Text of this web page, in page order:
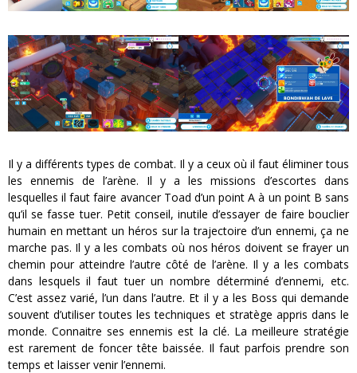
Il y a différents types de combat. Il y a ceux où il faut éliminer tous
les ennemis de l’arène. Il y a les missions d’escortes dans
lesquelles il faut faire avancer Toad d’un point A à un point B sans
qu’il se fasse tuer. Petit conseil, inutile d’essayer de faire bouclier
humain en mettant un héros sur la trajectoire d’un ennemi, ça ne
marche pas. Il y a les combats où nos héros doivent se frayer un
chemin pour atteindre l’autre côté de l’arène. Il y a les combats
dans lesquels il faut tuer un nombre déterminé d’ennemi, etc.
C’est assez varié, l’un dans l’autre. Et il y a les Boss qui demande
souvent d’utiliser toutes les techniques et stratège appris dans le
monde. Connaitre ses ennemis est la clé. La meilleure stratégie
est rarement de foncer tête baissée. Il faut parfois prendre son
temps et laisser venir l’ennemi.